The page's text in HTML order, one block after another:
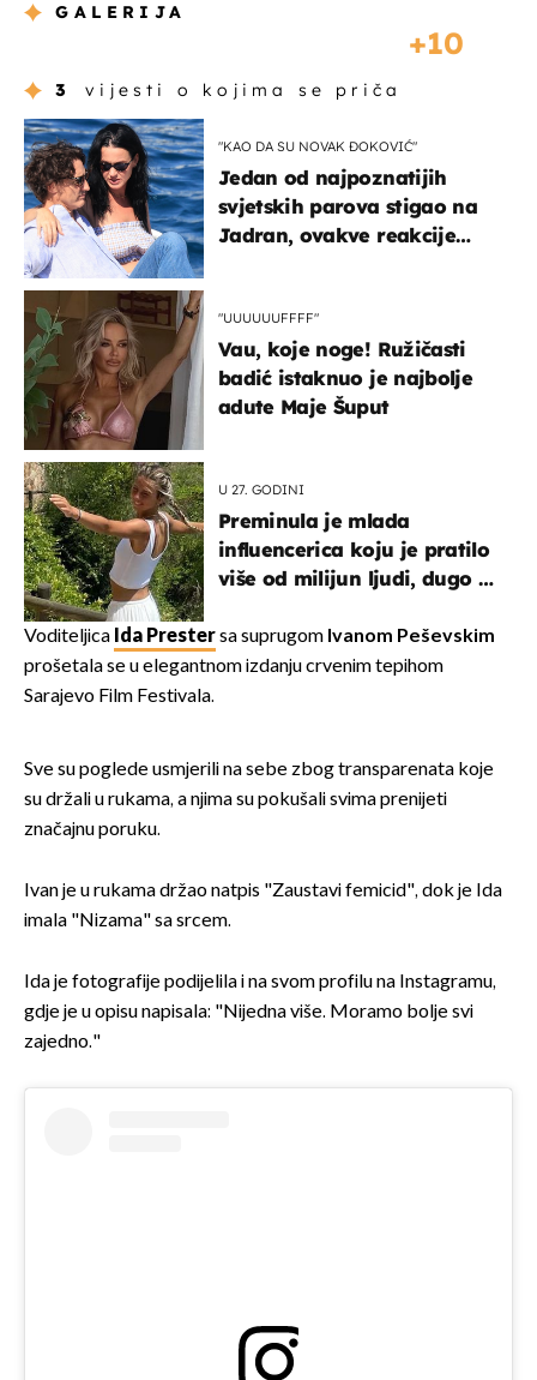
GALERIJA
10
3 vijesti o kojima se priča
"KAO DA SU NOVAK ĐOKOVIĆ"
Jedan od najpoznatijih
svjetskih parova stigao na
Jadran, ovakve reakcije
"UUUUUUFFFF"
Vau, koje noge! Ružičasti
badić istaknuo je najbolje
adute Maje Šuput
U 27. GODINI
Preminula je mlada
influencerica koju je pratilo
više od milijun ljudi, dugo se
Voditeljica Ida Prestersa suprugom Ivanom Peševskim
prošetala se u elegantnom izdanju crvenim tepihom
Sarajevo Film Festivala.
Sve su poglede usmjerili na sebe zbog transparenata koje
su držali u rukama, a njima su pokušali svima prenijeti
značajnu poruku.
Ivan je u rukama držao natpis "Zaustavi femicid", dok je Ida
imala "Nizama" sa srcem.
Ida je fotografije podijelila i na svom profilu na Instagramu,
gdje je u opisu napisala: "Nijedna više. Moramo bolje svi
zajedno."